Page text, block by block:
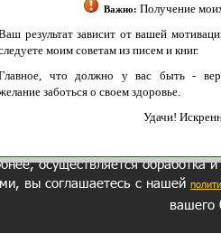
Важно: Получение
результат зависит от вашей
моим советам из писем и книг.
что должно у вас быть -
заботься о своем здоровье.
Удачи!
осуществляется обработка
вы соглашаетесь с нашей
вашего